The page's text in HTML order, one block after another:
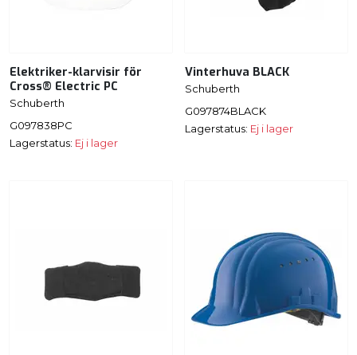
Elektriker-klarvisir för
Cross® Electric PC
Schuberth
G097838PC
Lagerstatus: Ej i lager
Vinterhuva BLACK
Schuberth
G097874BLACK
Lagerstatus: Ej i lager